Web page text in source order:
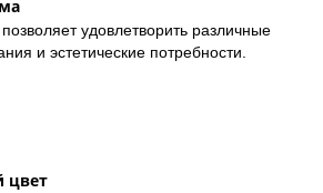
удовлетворить различные
и эстетические потребности.
цвет